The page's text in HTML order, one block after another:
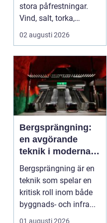
stora påfrestningar.
Vind, salt, torka,
markarbeten och
byggpro...
02 augusti 2026
Bergsprängning:
en avgörande
teknik i moderna
byggprojekt
Bergsprängning är en
teknik som spelar en
kritisk roll inom både
byggnads- och infra...
01 augusti 2026